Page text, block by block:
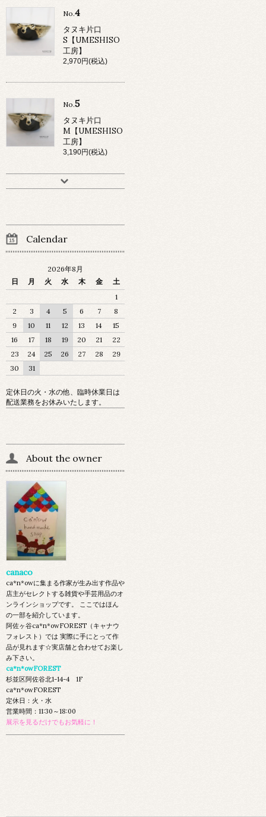
No.4
タヌキ片口
S【UMESHISO
工房】
2,970円(税込)
No.5
タヌキ片口
M【UMESHISO
工房】
3,190円(税込)
Calendar
2026年8月
日
月 火 水 木 金
土
1
2
3 4 5 6 7
8
9
10 11 12 13 14
15
16
17 18 19 20 21
22
23
24 25 26 27 28
29
30
31
定休日の火・水の他、臨時休業日は
配送業務をお休みいたします。
About the owner
canaco
ca*n*owに集まる作家が生み出す作品や
店主がセレクトする雑貨や手芸用品のオ
ンラインショップです。 ここではほん
の一部を紹介しています。
阿佐ヶ谷ca*n*owFOREST（キャナウ
フォレスト）では 実際に手にとって作
品が見れます☆実店舗と合わせてお楽し
み下さい。
ca*n*owFOREST
杉並区阿佐谷北1-14-4 1F
ca*n*owFOREST
定休日：火・水
営業時間：11:30～18:00
展示を見るだけでもお気軽に！